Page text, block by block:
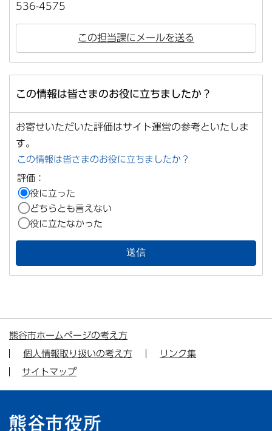
536-4575
この担当課にメールを送る
この情報は皆さまのお役に立ちましたか？
お寄せいただいた評価はサイト運営の参考といたしま
す。
この情報は皆さまのお役に立ちましたか？
評価：
役に立った
どちらとも言えない
役に立たなかった
熊谷市ホームページの考え方
個人情報取り扱いの考え方
リンク集
サイトマップ